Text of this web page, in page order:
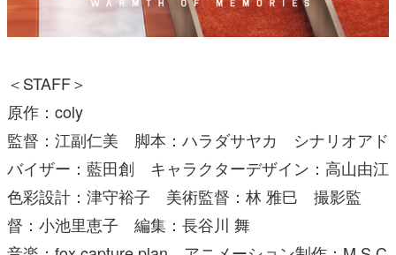
＜STAFF＞
原作：coly
監督：江副仁美 脚本：ハラダサヤカ シナリオアド
バイザー：藍田創 キャラクターデザイン：高山由江
色彩設計：津守裕子 美術監督：林 雅巳 撮影監
督：小池里恵子 編集：長谷川 舞